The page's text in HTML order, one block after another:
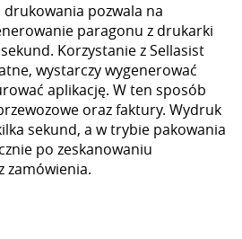
pozwala na
paragonu z drukarki
Korzystanie z Sellasist
wystarczy wygenerować
aplikację. W ten sposób
oraz faktury. Wydruk
sekund, a w trybie pakowania
po zeskanowaniu
zamówienia.